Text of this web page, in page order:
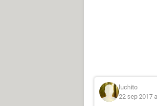
luchito
22 sep 2017